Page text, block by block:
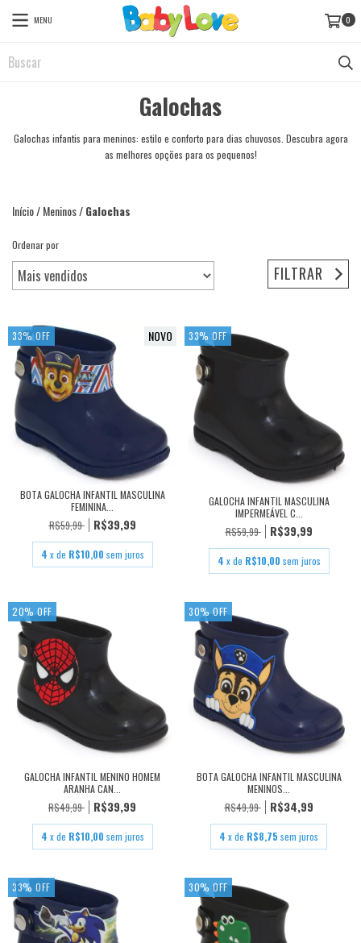
MENU 0
Galochas
Galochas infantis para meninos: estilo e conforto para dias chuvosos. Descubra agora
as melhores opções para os pequenos!
Início/Meninos/Galochas
Ordenar por
FILTRAR
33%OFF NOVO
BOTA GALOCHA INFANTIL MASCULINA
FEMININA...
R$59,99
R$39,99
4 x de R$10,00 sem juros
33% OFF
GALOCHA INFANTIL MASCULINA
IMPERMEÁVEL C...
R$59,99
R$39,99
4 x de R$10,00 sem juros
20% OFF
GALOCHA INFANTIL MENINO HOMEM
ARANHA CAN...
R$49,99
R$39,99
4 x de R$10,00 sem juros
30% OFF
BOTA GALOCHA INFANTIL MASCULINA
MENINOS...
R$49,99
R$34,99
4 x de R$8,75 sem juros
33% OFF 30% OFF